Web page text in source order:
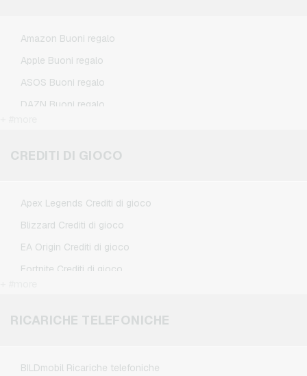
Amazon Buoni regalo
Apple Buoni regalo
ASOS Buoni regalo
DAZN Buoni regalo
Flixbus Buoni regalo
TikTok Buoni regalo
Zalando Buoni regalo
CREDITI DI GIOCO
Apex Legends Crediti di gioco
Blizzard Crediti di gioco
EA Origin Crediti di gioco
Fortnite Crediti di gioco
Minecraft Crediti di gioco
RICARICHE TELEFONICHE
BILDmobil Ricariche telefoniche